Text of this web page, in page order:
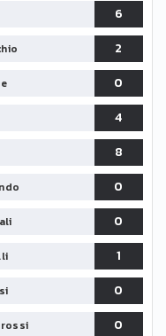
6
2
0
4
8
0
0
1
0
0